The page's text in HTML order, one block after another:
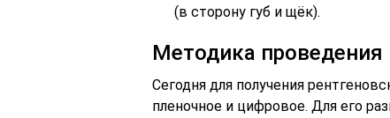
(в сторону губ и щёк).
Методика проведения
Сегодня для получения
пленочное и цифровое. Для его